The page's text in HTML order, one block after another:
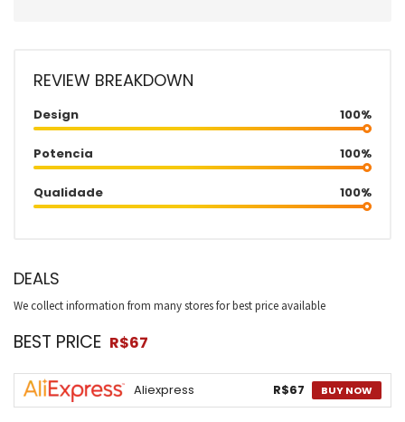
REVIEW BREAKDOWN
Design 100%
Potencia 100%
Qualidade 100%
DEALS
We collect information from many stores for best price available
BEST PRICE R$67
Aliexpress R$67 BUY NOW